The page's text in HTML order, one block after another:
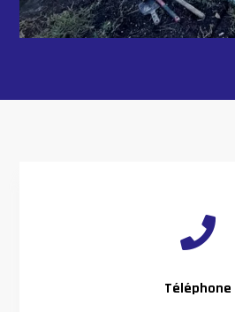

Téléphone